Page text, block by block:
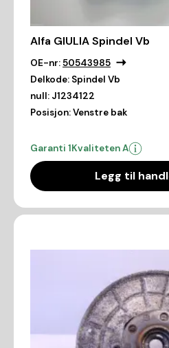
Alfa GIULIA Spindel Vb
OE-nr:50543985
Delkode: Spindel Vb
null: J1234122
Posisjon:Venstre bak
Garanti 1Kvaliteten A
Legg til